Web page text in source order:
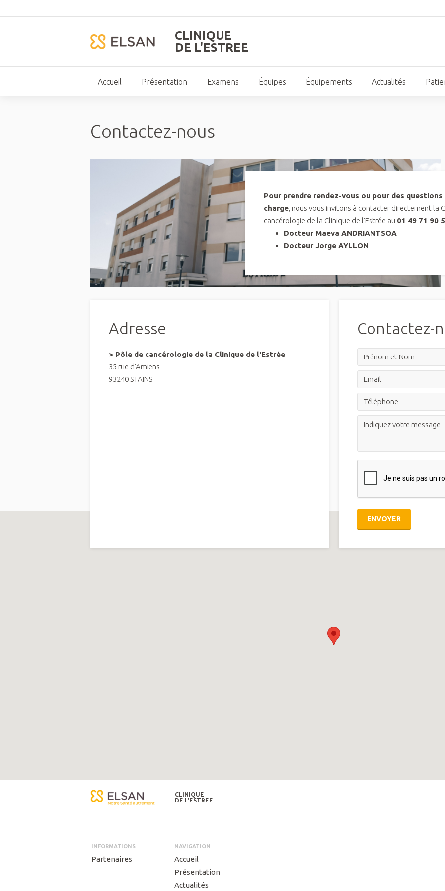
CLINIQUE
DE L'ESTREE
Accueil Présentation Examens Équipes Équipements Actualités
Contactez-nous
Pour prendre rendez-vous ou pour des
charge, nous vous invitons à contacter directement la
cancérologie de la Clinique de l'Estrée au 01 49 71 90
Docteur Maeva ANDRIANTSOA
Docteur Jorge AYLLON
Adresse
> Pôle de cancérologie de la Clinique de l'Estrée
35 rue d'Amiens
93240 STAINS
Contactez-
ENVOYER
CLINIQUE
DE L'ESTREE
INFORMATIONS
Partenaires
NAVIGATION
Accueil
Présentation
Actualités